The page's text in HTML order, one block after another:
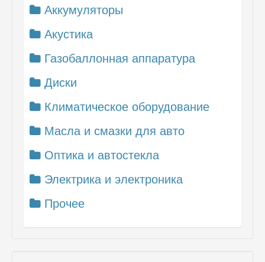
Аккумуляторы
Акустика
Газобаллонная аппаратура
Диски
Климатическое оборудование
Масла и смазки для авто
Оптика и автостекла
Электрика и электроника
Прочее